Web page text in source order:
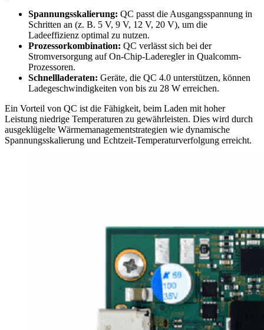
Spannungsskalierung: QC passt die Ausgangsspannung in
Schritten an (z. B. 5 V, 9 V, 12 V, 20 V), um die
Ladeeffizienz optimal zu nutzen.
Prozessorkombination: QC verlässt sich bei der
Stromversorgung auf On-Chip-Laderegler in Qualcomm-
Prozessoren.
Schnellladeraten: Geräte, die QC 4.0 unterstützen, können
Ladegeschwindigkeiten von bis zu 28 W erreichen.
Ein Vorteil von QC ist die Fähigkeit, beim Laden mit hoher
Leistung niedrige Temperaturen zu gewährleisten. Dies wird durch
ausgeklügelte Wärmemanagementstrategien wie dynamische
Spannungsskalierung und Echtzeit-Temperaturverfolgung erreicht.